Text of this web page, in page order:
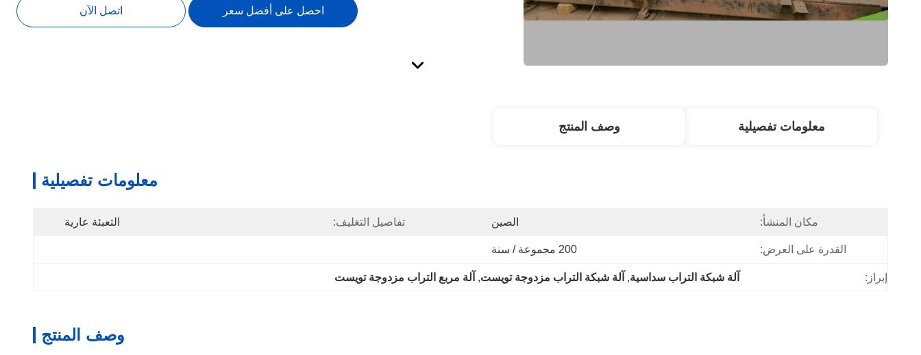
احصل على أفضل سعر اتصل الآن
معلومات تفصيلية وصف المنتج
معلومات تفصيلية
مكان المنشأ: الصين تفاصيل التغليف: التعبئة عارية
القدرة على العرض: 200 مجموعة / سنة
إبراز: آلة شبكة التراب سداسية, آلة شبكة التراب مزدوجة تويست, آلة مربع التراب مزدوجة تويست
وصف المنتج